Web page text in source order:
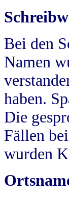
Bei den
Namen
haben.
Die
Fällen
wurden